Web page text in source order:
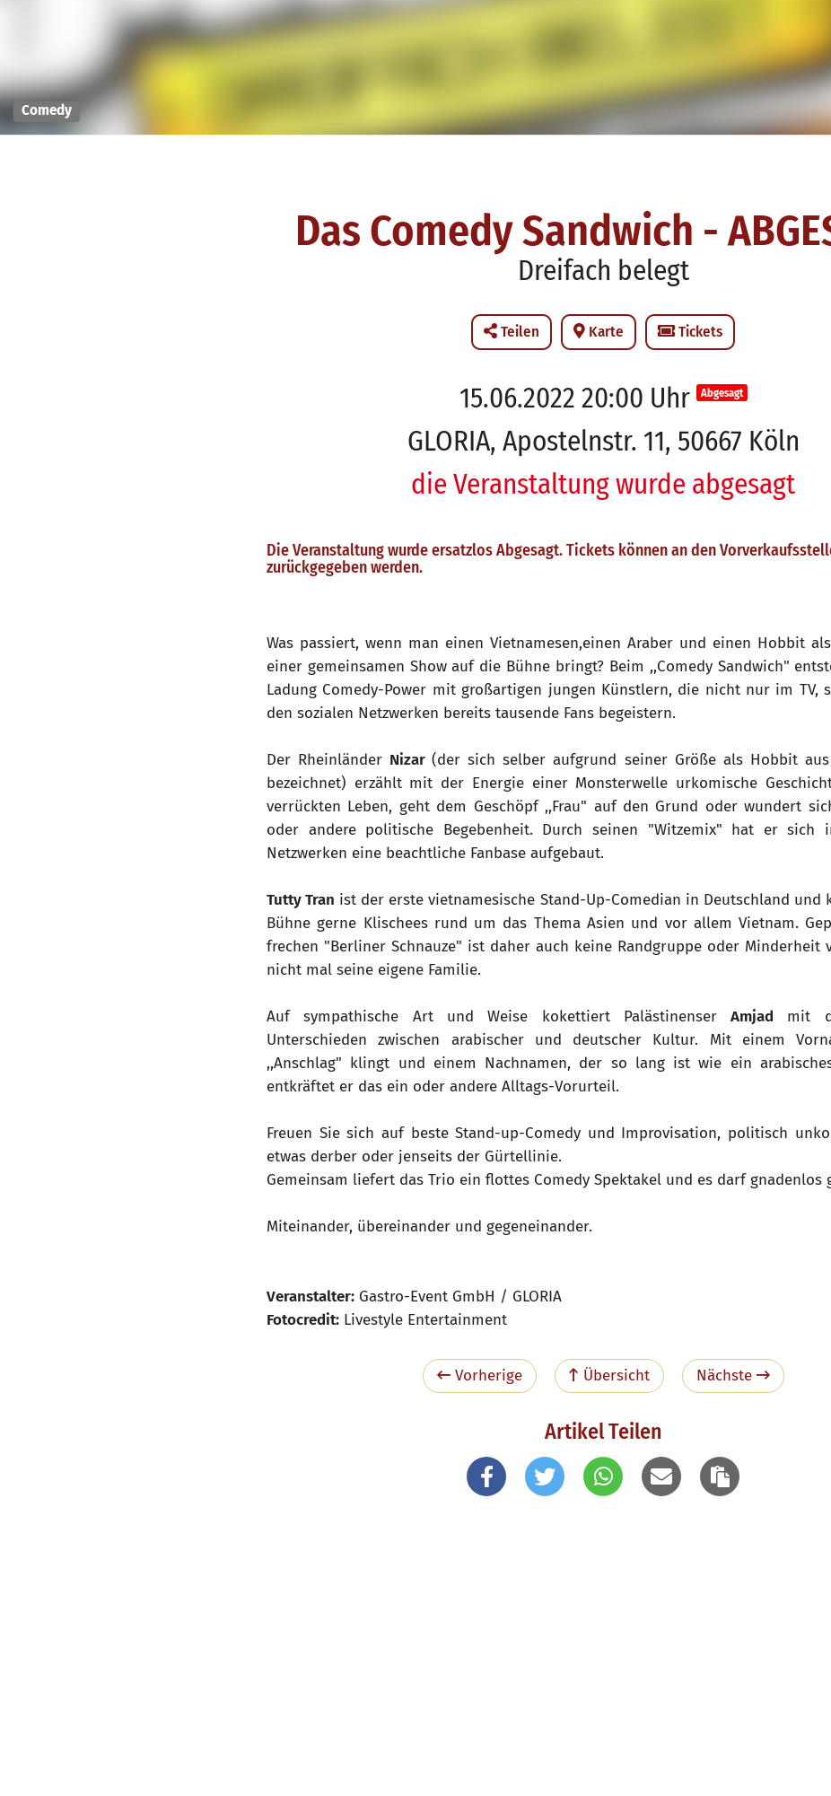
Comedy
Das Comedy Sandwich -
Dreifach belegt
Teilen Karte Tickets
15.06.2022 20:00 Uhr Abgesagt
GLORIA, Apostelnstr. 11, 50667 Köln
die Veranstaltung wurde abgesagt
Die Veranstaltung wurde ersatzlos Abgesagt. Tickets können an den
zurückgegeben werden.
Was passiert, wenn man einen Vietnamesen,einen Araber und einen Hobbit
einer gemeinsamen Show auf die Bühne bringt? Beim ,,Comedy Sandwich"
Ladung Comedy-Power mit großartigen jungen Künstlern, die nicht nur im TV,
den sozialen Netzwerken bereits tausende Fans begeistern.
Der Rheinländer Nizar(der sich selber aufgrund seiner Größe als Hobbit
bezeichnet) erzählt mit der Energie einer Monsterwelle urkomische
verrückten Leben, geht dem Geschöpf ,,Frau" auf den Grund oder wundert
oder andere politische Begebenheit. Durch seinen "Witzemix" hat er sich
Netzwerken eine beachtliche Fanbase aufgebaut.
Tutty Tran ist der erste vietnamesische Stand-Up-Comedian in Deutschland
Bühne gerne Klischees rund um das Thema Asien und vor allem Vietnam.
frechen "Berliner Schnauze" ist daher auch keine Randgruppe oder Minderheit
nicht mal seine eigene Familie.
Auf sympathische Art und Weise kokettiert PalästinenserAmjad mit
Unterschieden zwischen arabischer und deutscher Kultur. Mit einem
,,Anschlag" klingt und einem Nachnamen, der so lang ist wie ein arabisches
entkräftet er das ein oder andere Alltags-Vorurteil.
Freuen Sie sich auf beste Stand-up-Comedy und Improvisation, politisch
etwas derber oder jenseits der Gürtellinie.
Gemeinsam liefert das Trio ein flottes Comedy Spektakel und es darf gnadenlos
Miteinander, übereinander und gegeneinander.
Veranstalter: Gastro-Event GmbH / GLORIA
Fotocredit: Livestyle Entertainment
Vorherige Übersicht Nächste
Artikel Teilen